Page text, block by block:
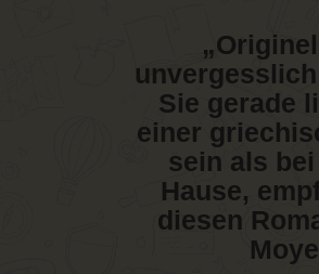
Sie gerade
einer
sein als
Hause,
diesen